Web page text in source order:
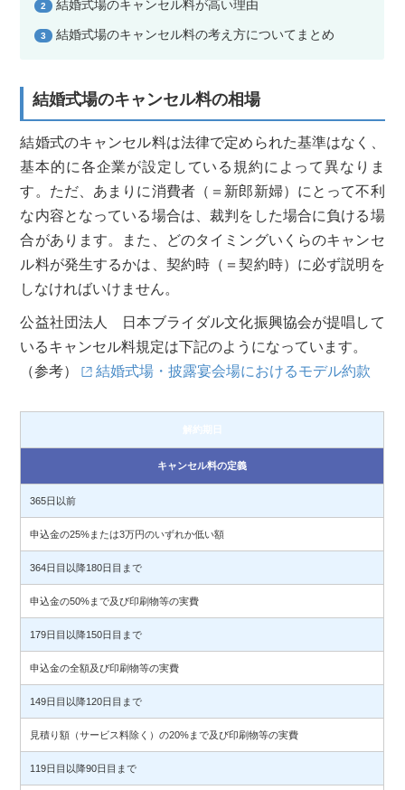
2 結婚式場のキャンセル料が高い理由
3 結婚式場のキャンセル料の考え方についてまとめ
結婚式場のキャンセル料の相場
結婚式のキャンセル料は法律で定められた基準はなく、
基本的に各企業が設定している規約によって異なりま
す。ただ、あまりに消費者（＝新郎新婦）にとって不利
な内容となっている場合は、裁判をした場合に負ける場
合があります。また、どのタイミングいくらのキャンセ
ル料が発生するかは、契約時（＝契約時）に必ず説明を
しなければいけません。
公益社団法人 日本ブライダル文化振興協会が提唱して
いるキャンセル料規定は下記のようになっています。
（参考）
結婚式場・披露宴会場におけるモデル約款
キャンセル料の定義
365日以前
申込金の25%または3万円のいずれか低い額
364日目以降180日目まで
申込金の50%まで及び印刷物等の実費
179日目以降150日目まで
申込金の全額及び印刷物等の実費
149日目以降120日目まで
見積り額（サービス料除く）の20%まで及び印刷物等の実費
119日目以降90日目まで